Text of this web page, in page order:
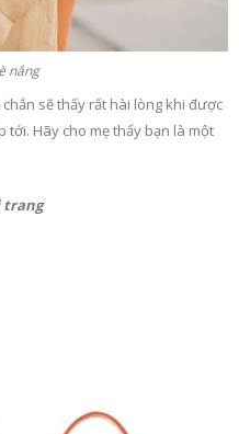
nắng
sẽ thấy rất hài lòng khi được
tới. Hãy cho mẹ thấy bạn là một
trang